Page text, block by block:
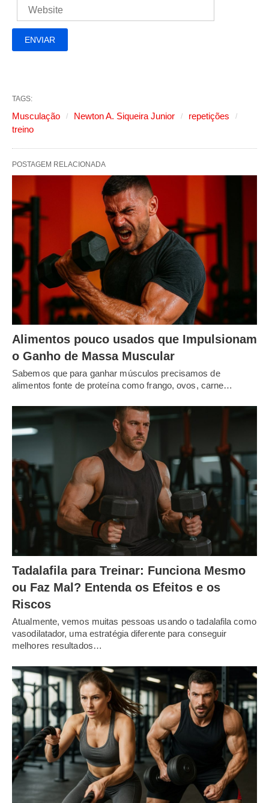
TAGS:
Musculação Newton A. Siqueira Junior
repetições
treino
POSTAGEM RELACIONADA
Alimentos pouco usados que Impulsionam
o Ganho de Massa Muscular
Sabemos que para ganhar músculos precisamos de
alimentos fonte de proteína como frango, ovos, carne…
Tadalafila para Treinar: Funciona Mesmo
ou Faz Mal? Entenda os Efeitos e os
Riscos
Atualmente, vemos muitas pessoas usando o tadalafila como
vasodilatador, uma estratégia diferente para conseguir
melhores resultados…